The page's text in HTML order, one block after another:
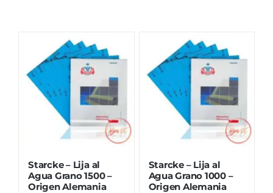
Combos
Mayorista
Starcke – Lija al
Agua Grano 1500 –
Origen Alemania
Starcke – Lija al
Agua Grano 1000 –
Origen Alemania